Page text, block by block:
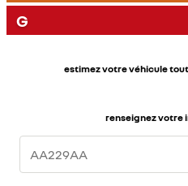
G
estimez votre véhicule
renseignez votre